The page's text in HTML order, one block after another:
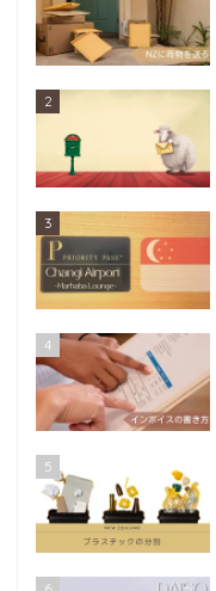
2
3
4
5
6